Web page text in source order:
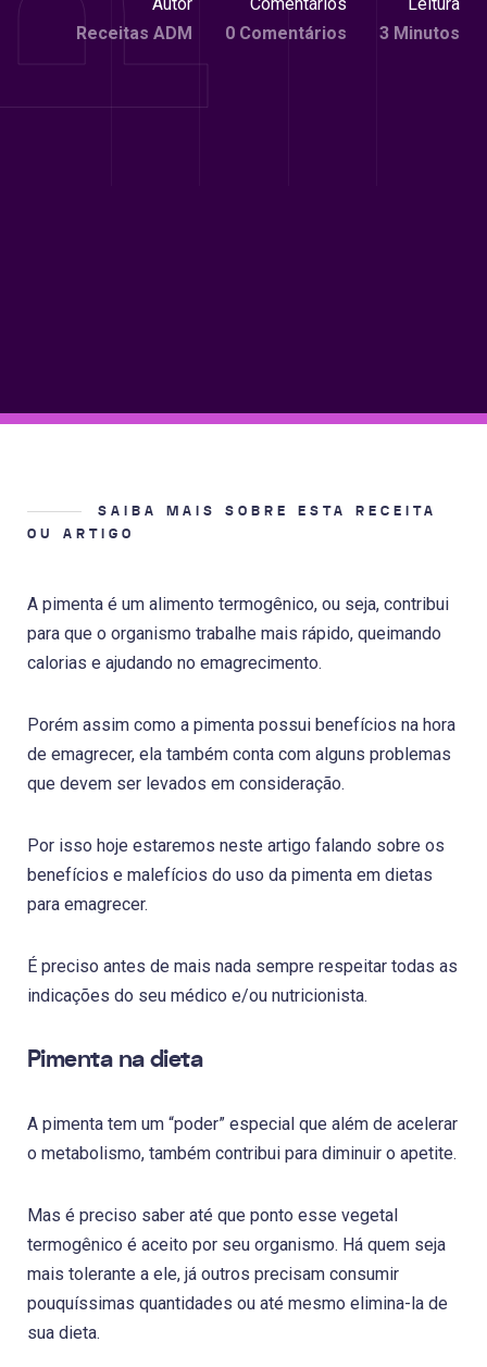
Receitas ADM
0 Comentários
3 Minutos
SAIBA MAIS SOBRE ESTA RECEITA
OU ARTIGO
A pimenta é um alimento termogênico, ou seja, contribui
para que o organismo trabalhe mais rápido, queimando
calorias e ajudando no emagrecimento.
Porém assim como a pimenta possui benefícios na hora
de emagrecer, ela também conta com alguns problemas
que devem ser levados em consideração.
Por isso hoje estaremos neste artigo falando sobre os
benefícios e malefícios do uso da pimenta em dietas
para emagrecer.
É preciso antes de mais nada sempre respeitar todas as
indicações do seu médico e/ou nutricionista.
Pimenta na dieta
A pimenta tem um “poder” especial que além de acelerar
o metabolismo, também contribui para diminuir o apetite.
Mas é preciso saber até que ponto esse vegetal
termogênico é aceito por seu organismo. Há quem seja
mais tolerante a ele, já outros precisam consumir
pouquíssimas quantidades ou até mesmo elimina-la de
sua dieta.